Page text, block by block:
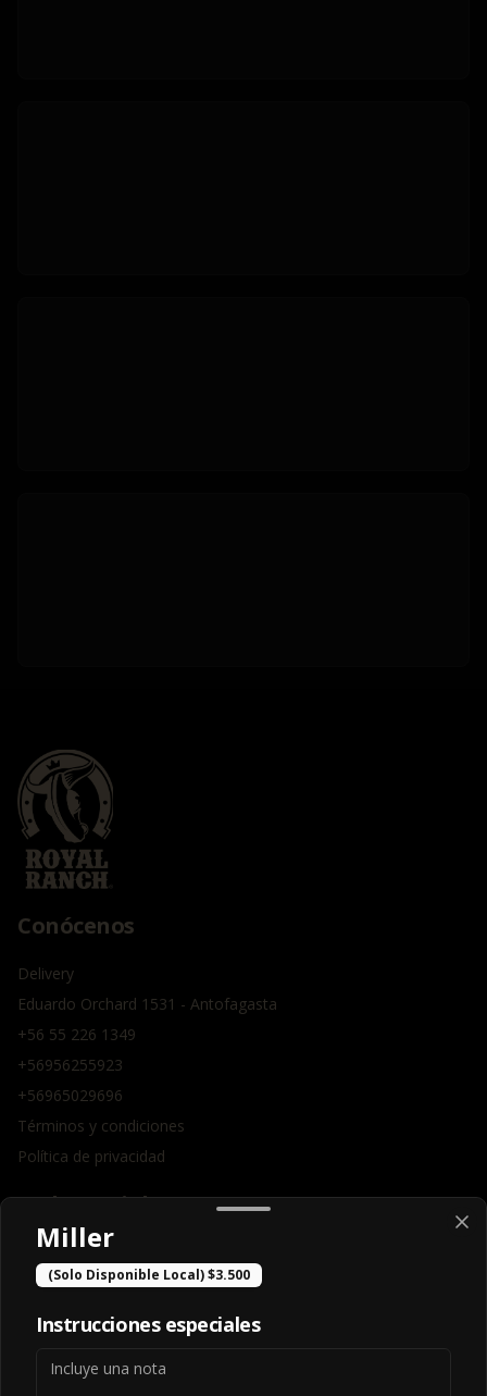
Conócenos
Delivery
Eduardo Orchard 1531 - Antofagasta
+56 55 226 1349
+56956255923
+56965029696
Términos y condiciones
Política de privacidad
Redes sociales
Instagram
Facebook
Mi cuenta
Miller
(Solo Disponible Local) $3.500
Instrucciones especiales